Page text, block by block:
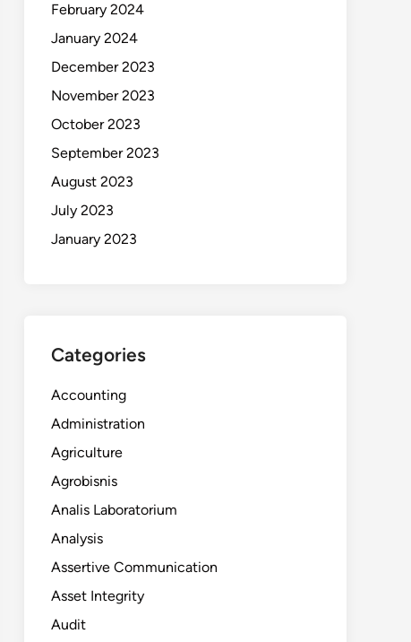
February 2024
January 2024
December 2023
November 2023
October 2023
September 2023
August 2023
July 2023
January 2023
Categories
Accounting
Administration
Agriculture
Agrobisnis
Analis Laboratorium
Analysis
Assertive Communication
Asset Integrity
Audit